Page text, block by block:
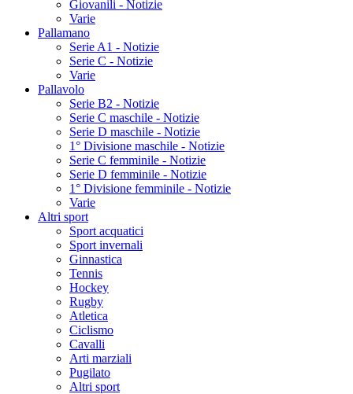
Giovanili - Notizie
Varie
Pallamano
Serie A1 - Notizie
Serie C - Notizie
Varie
Pallavolo
Serie B2 - Notizie
Serie C maschile - Notizie
Serie D maschile - Notizie
1° Divisione maschile - Notizie
Serie C femminile - Notizie
Serie D femminile - Notizie
1° Divisione femminile - Notizie
Varie
Altri sport
Sport acquatici
Sport invernali
Ginnastica
Tennis
Hockey
Rugby
Atletica
Ciclismo
Cavalli
Arti marziali
Pugilato
Altri sport